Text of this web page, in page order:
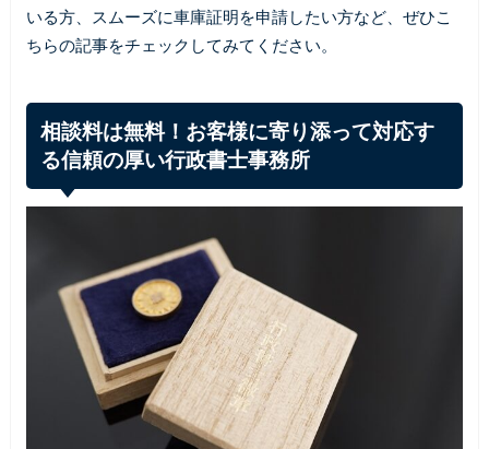
いる方、スムーズに車庫証明を申請したい方など、ぜひこ
ちらの記事をチェックしてみてください。
相談料は無料！お客様に寄り添って対応す
る信頼の厚い行政書士事務所